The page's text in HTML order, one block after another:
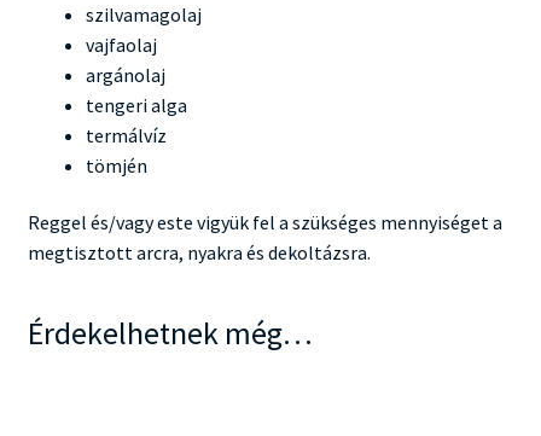
szilvamagolaj
vajfaolaj
argánolaj
tengeri alga
termálvíz
tömjén
Reggel és/vagy este vigyük fel a szükséges mennyiséget a
megtisztott arcra, nyakra és dekoltázsra.
Érdekelhetnek még…